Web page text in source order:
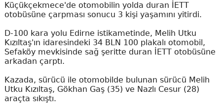
Küçükçekmece'de otomobilin yolda duran İETT
otobüsüne çarpması sonucu 3 kişi yaşamını yitirdi.
D-100 kara yolu Edirne istikametinde, Melih Utku
Kızıltaş'ın idaresindeki 34 BLN 100 plakalı otomobil,
Sefaköy mevkisinde sağ şeritte duran İETT otobüsüne
arkadan çarptı.
Kazada, sürücü ile otomobilde bulunan sürücü Melih
Utku Kızıltaş, Gökhan Gaş (35) ve Nazlı Cesur (28)
araçta sıkıştı.